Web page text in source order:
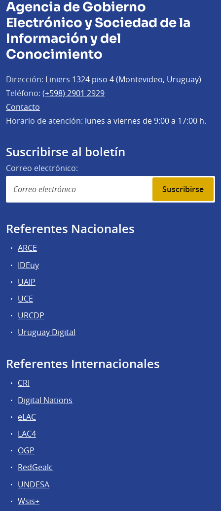
Agencia de Gobierno
Electrónico y Sociedad de la
Información y del
Conocimiento
Dirección: Liniers 1324 piso 4 (Montevideo, Uruguay)
Teléfono: (+598) 2901 2929
Contacto
Horario de atención: lunes a viernes de 9:00 a 17:00 h.
Suscribirse al boletín
Correo electrónico:
Suscribirse
Referentes Nacionales
ARCE
IDEuy
UAIP
UCE
URCDP
Uruguay Digital
Referentes Internacionales
CRI
Digital Nations
eLAC
LAC4
OGP
RedGealc
UNDESA
Wsis+